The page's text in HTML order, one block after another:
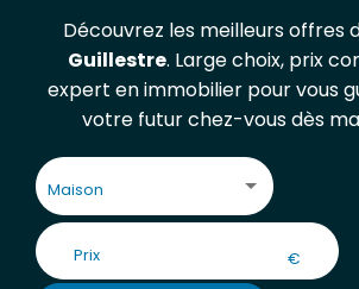
Découvrez les meilleurs offres
Guillestre. Large choix, prix
expert en immobilier pour vous
votre futur chez-vous dès
Maison
€